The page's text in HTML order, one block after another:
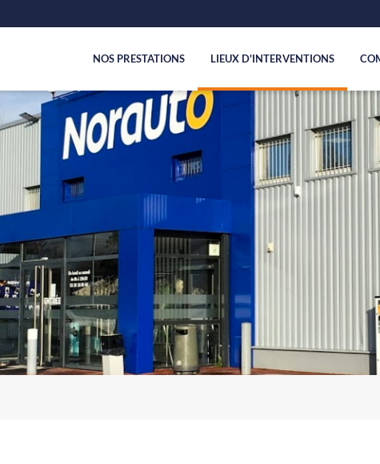
NOS PRESTATIONS LIEUX D'INTERVENTIONS